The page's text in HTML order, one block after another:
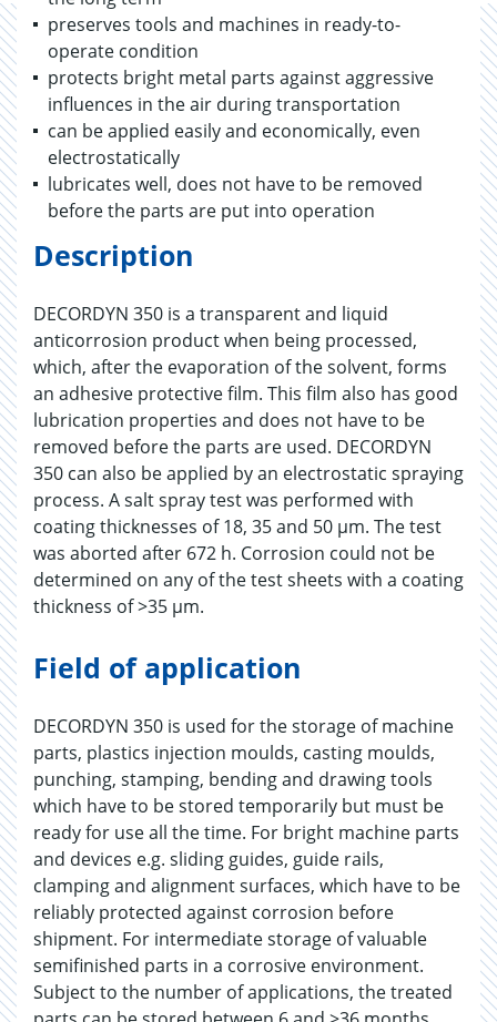
preserves tools and machines in ready-to-
operate condition
protects bright metal parts against aggressive
influences in the air during transportation
can be applied easily and economically, even
electrostatically
lubricates well, does not have to be removed
before the parts are put into operation
Description
DECORDYN 350 is a transparent and liquid
anticorrosion product when being processed,
which, after the evaporation of the solvent, forms
an adhesive protective film. This film also has good
lubrication properties and does not have to be
removed before the parts are used. DECORDYN
350 can also be applied by an electrostatic spraying
process. A salt spray test was performed with
coating thicknesses of 18, 35 and 50 µm. The test
was aborted after 672 h. Corrosion could not be
determined on any of the test sheets with a coating
thickness of >35 µm.
Field of application
DECORDYN 350 is used for the storage of machine
parts, plastics injection moulds, casting moulds,
punching, stamping, bending and drawing tools
which have to be stored temporarily but must be
ready for use all the time. For bright machine parts
and devices e.g. sliding guides, guide rails,
clamping and alignment surfaces, which have to be
reliably protected against corrosion before
shipment. For intermediate storage of valuable
semifinished parts in a corrosive environment.
Subject to the number of applications, the treated